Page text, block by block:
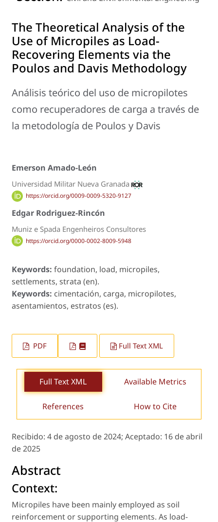
The Theoretical Analysis of the
Use of Micropiles as Load-
Recovering Elements via the
Poulos and Davis Methodology
Análisis teórico del uso de micropilotes
como recuperadores de carga a través de
la metodología de Poulos y Davis
Emerson Amado-León
Universidad Militar Nueva Granada
https://orcid.org/0009-0009-5320-9127
Edgar Rodriguez-Rincón
Muniz e Spada Engenheiros Consultores
https://orcid.org/0000-0002-8009-5948
Keywords: foundation, load, micropiles,
settlements, strata (en).
Keywords: cimentación, carga, micropilotes,
asentamientos, estratos (es).
PDF Full Text XML
Full Text XML Available Metrics
References How to Cite
Recibido: 4 de agosto de 2024; Aceptado: 16 de abril
de 2025
Abstract
Context:
Micropiles have been mainly employed as soil
reinforcement or supporting elements. As load-